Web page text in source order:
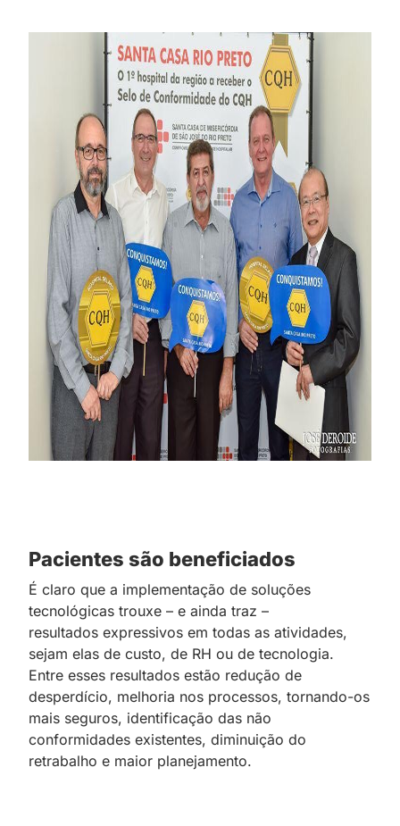
Pacientes são beneficiados
É claro que a implementação de soluções
tecnológicas trouxe – e ainda traz –
resultados expressivos em todas as atividades,
sejam elas de custo, de RH ou de tecnologia.
Entre esses resultados estão redução de
desperdício, melhoria nos processos, tornando-os
mais seguros, identificação das não
conformidades existentes, diminuição do
retrabalho e maior planejamento.